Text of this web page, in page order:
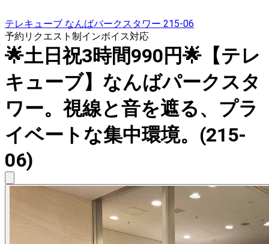
テレキューブ なんばパークスタワー 215-06
予約リクエスト制インボイス対応
🌟土日祝3時間990円🌟【テレ
キューブ】なんばパークスタ
ワー。視線と音を遮る、プラ
イベートな集中環境。(215-
06)